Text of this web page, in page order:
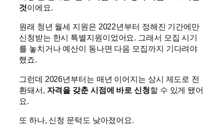
것이에요.
원래 청년 월세 지원은 2022년부터 정해진 기간에만
신청받는 한시 특별지원이었어요. 그래서 모집 시기
를 놓치거나 예산이 동나면 다음 모집까지 기다려야
했죠.
그런데 2026년부터는 매년 이어지는 상시 제도로 전
환돼서, 자격을 갖춘 시점에 바로 신청할 수 있게 됐어
요.
또 하나, 신청 문턱도 낮아졌어요.